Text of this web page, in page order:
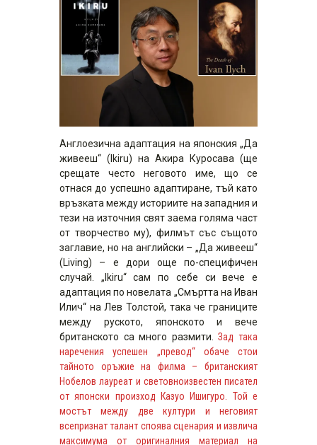
Англоезична адаптация на японския „Да
живееш“ (Ikiru) на Акира Куросава (ще
срещате често неговото име, що се
отнася до успешно адаптиране, тъй като
връзката между историите на западния и
тези на източния свят заема голяма част
от творчество му), филмът със същото
заглавие, но на английски – „Да живееш“
(Living) – е дори още по-специфичен
случай. „Ikiru“ сам по себе си вече е
адаптация по новелата „Смъртта на Иван
Илич“ на Лев Толстой, така че границите
между руското, японското и вече
британското са много размити.Зад така
наречения успешен „превод“ обаче стои
тайното оръжие на филма – британският
Нобелов лауреат и световноизвестен писател
от японски произход Казуо Ишигуро. Той е
мостът между две култури и неговият
всепризнат талант споява сценария и извлича
максимума от оригиналния материал на